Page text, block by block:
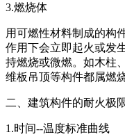
3.燃烧体
用可燃性材料制成的构
作用下会立即起火或发
持燃烧或微燃。如木柱
维板吊顶等构件都属燃
二、建筑构件的耐火极
1.时间--温度标准曲线